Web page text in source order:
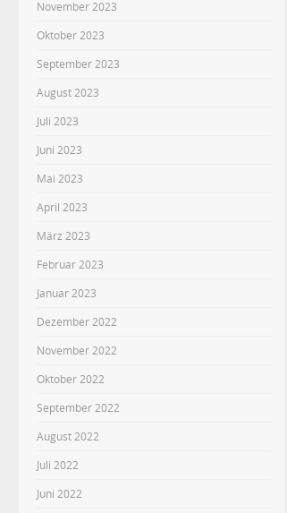
November 2023
Oktober 2023
September 2023
August 2023
Juli 2023
Juni 2023
Mai 2023
April 2023
März 2023
Februar 2023
Januar 2023
Dezember 2022
November 2022
Oktober 2022
September 2022
August 2022
Juli 2022
Juni 2022